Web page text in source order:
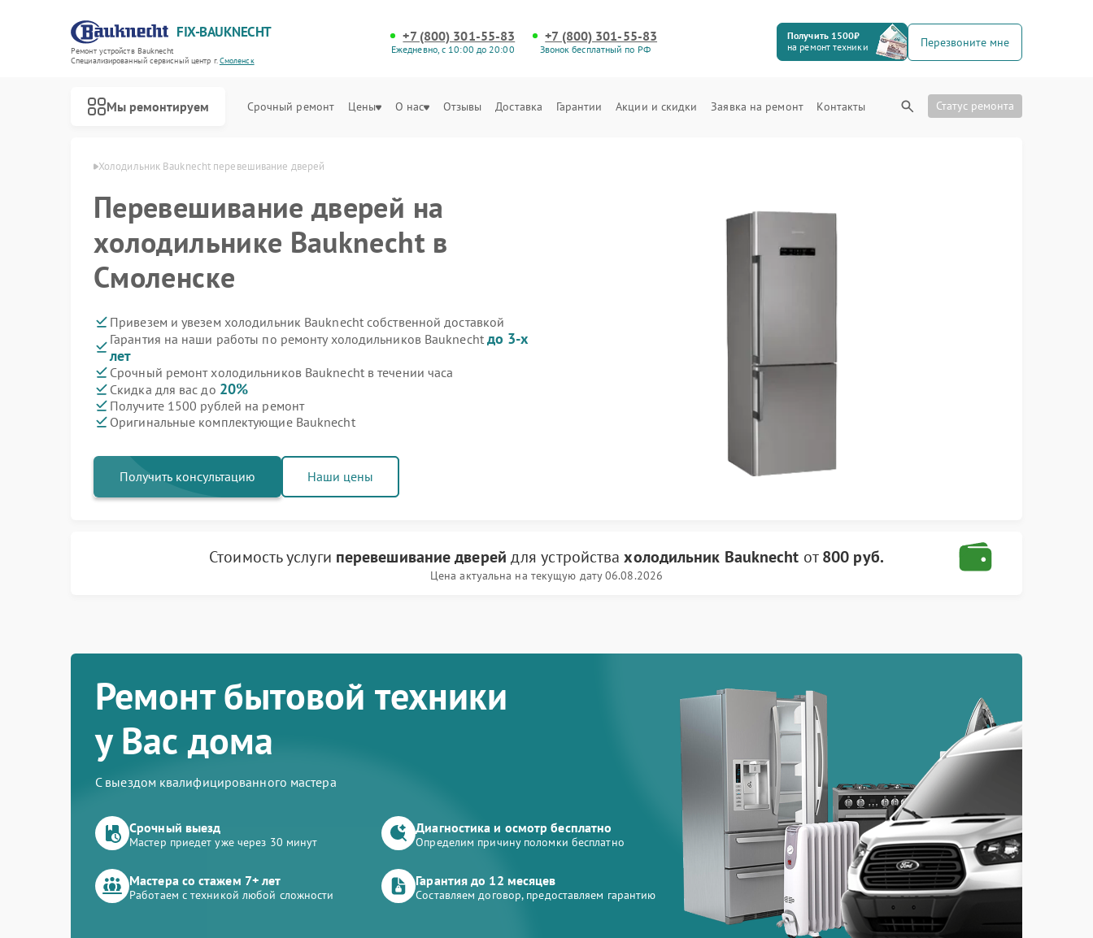
FIX-BAUKNECHT
Ремонт устройств Bauknecht
Специализированный cервисный центр г.Смоленск
+7 (800) 301-55-83
Ежедневно, с 10:00 до 20:00
+7 (800) 301-55-83
Звонок бесплатный по РФ
Получить 1500₽
на ремонт техники
Перезвоните мне
Мы ремонтируем Срочный ремонт Цены О нас Отзывы Доставка Гарантии Акции и скидки Заявка на ремонт Контакты Статус ремонта
Холодильник Bauknecht перевешивание дверей
Перевешивание дверей на
холодильнике Bauknecht в
Смоленске
Привезем и увезем холодильник Bauknecht собственной доставкой
Гарантия на наши работы по ремонту холодильников Bauknecht до 3-х
лет
Срочный ремонт холодильников Bauknecht в течении часа
Скидка для вас до 20%
Получите 1500 рублей на ремонт
Оригинальные комплектующие Bauknecht
Получить консультацию Наши цены
Стоимость услуги перевешивание дверей для устройствахолодильник Bauknecht от800 руб.
Цена актуальна на текущую дату 06.08.2026
Ремонт бытовой техники
у Вас дома
С выездом квалифицированного мастера
Срочный выезд
Мастер приедет уже через 30 минут
Диагностика и осмотр бесплатно
Определим причину поломки бесплатно
Мастера со стажем 7+ лет
Работаем с техникой любой сложности
Гарантия до 12 месяцев
Составляем договор, предоставляем гарантию